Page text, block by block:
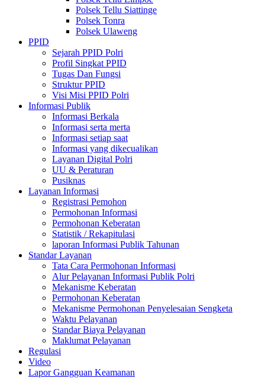
Polsek Tellu Siattinge
Polsek Tonra
Polsek Ulaweng
PPID
Sejarah PPID Polri
Profil Singkat PPID
Tugas Dan Fungsi
Struktur PPID
Visi Misi PPID Polri
Informasi Publik
Informasi Berkala
Informasi serta merta
Informasi setiap saat
Informasi yang dikecualikan
Layanan Digital Polri
UU & Peraturan
Pusiknas
Layanan Informasi
Registrasi Pemohon
Permohonan Informasi
Permohonan Keberatan
Statistik / Rekapitulasi
laporan Informasi Publik Tahunan
Standar Layanan
Tata Cara Permohonan Informasi
Alur Pelayanan Informasi Publik Polri
Mekanisme Keberatan
Permohonan Keberatan
Mekanisme Permohonan Penyelesaian Sengketa
Waktu Pelayanan
Standar Biaya Pelayanan
Maklumat Pelayanan
Regulasi
Video
Lapor Gangguan Keamanan